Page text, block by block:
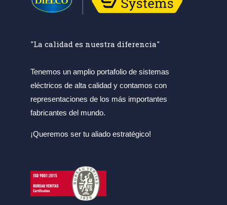
"La calidad es nuestra diferencia"
Tenemos un amplio portafolio de sistemas
eléctricos de alta calidad y contamos con
representaciones de los más importantes
fabricantes del mundo.
¡Queremos ser tu aliado estratégico!